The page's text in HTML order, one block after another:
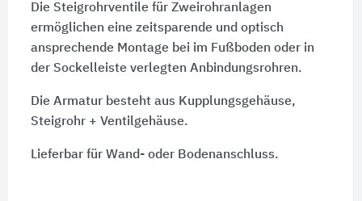
Die Steigrohrventile für Zweirohranlagen
ermöglichen eine zeitsparende und optisch
ansprechende Montage bei im Fußboden oder in
der Sockelleiste verlegten Anbindungsrohren.
Die Armatur besteht aus Kupplungsgehäuse,
Steigrohr + Ventilgehäuse.
Lieferbar für Wand- oder Bodenanschluss.